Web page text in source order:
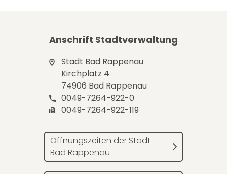
Anschrift Stadtverwaltung
Stadt Bad Rappenau
Kirchplatz 4
74906 Bad Rappenau
0049-7264-922-0
0049-7264-922-119
Öffnungszeiten der Stadt
Bad Rappenau